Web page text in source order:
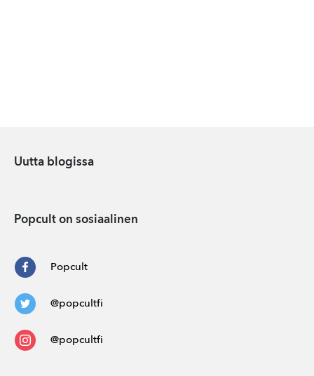
Uutta blogissa
Popcult on sosiaalinen
Popcult
@popcultfi
@popcultfi